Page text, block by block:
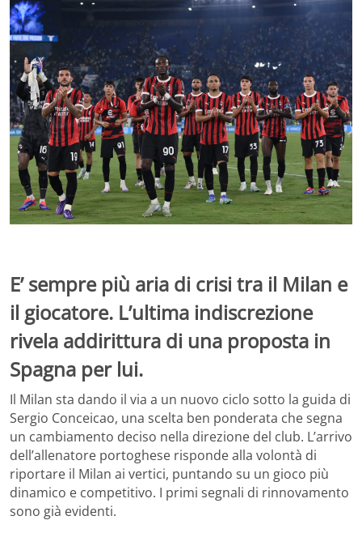
E’ sempre più aria di crisi tra il Milan e
il giocatore. L’ultima indiscrezione
rivela addirittura di una proposta in
Spagna per lui.
Il Milan sta dando il via a un nuovo ciclo sotto la guida di
Sergio Conceicao, una scelta ben ponderata che segna
un cambiamento deciso nella direzione del club. L’arrivo
dell’allenatore portoghese risponde alla volontà di
riportare il Milan ai vertici, puntando su un gioco più
dinamico e competitivo. I primi segnali di rinnovamento
sono già evidenti.